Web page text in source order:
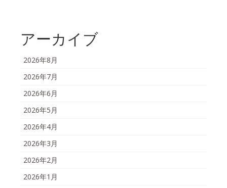
アーカイブ
2026年8月
2026年7月
2026年6月
2026年5月
2026年4月
2026年3月
2026年2月
2026年1月